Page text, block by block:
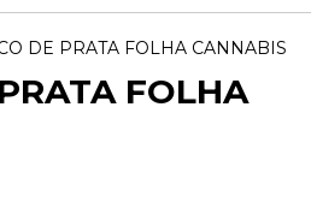
DE PRATA FOLHA CANNABIS
FOLHA